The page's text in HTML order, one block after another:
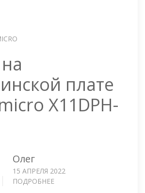
плате
X11DPH-
Олег
15 АПРЕЛЯ 2022
ПОДРОБНЕЕ